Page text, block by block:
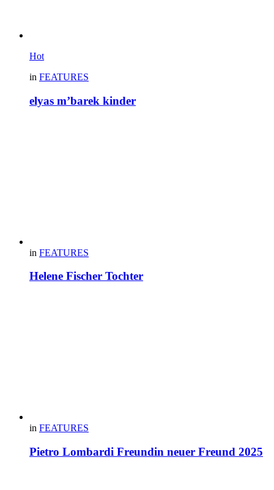
Hot
in FEATURES
elyas m’barek kinder
in FEATURES
Helene Fischer Tochter
in FEATURES
Pietro Lombardi Freundin neuer Freund 2025